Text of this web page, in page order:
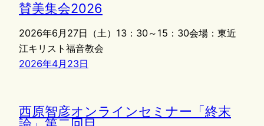
賛美集会2026
2026年6月27日（土）13：30～15：30会場：東近
江キリスト福音教会
2026年4月23日
西原智彦オンラインセミナー「終末